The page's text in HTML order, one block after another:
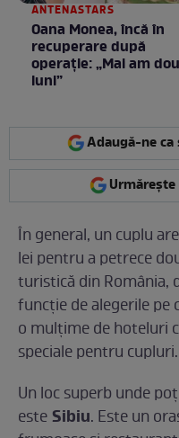
ANTENASTARS
Oana Monea, încă în
recuperare după
operație: „Mai am
luni”
Adaugă-ne
În general, un cuplu
lei pentru a petrece
turistică din România,
funcție de alegerile pe
o mulțime de hoteluri
speciale pentru cupluri.
Un loc superb unde
este Sibiu. Este un